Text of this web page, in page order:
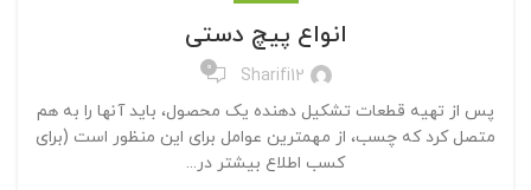
انواع پیچ دستی
Sharifi12
0
پس از تهیه قطعات تشکیل دهنده یک محصول، باید آنها را به هم
متصل کرد که چسب، از مهمترین عوامل برای این منظور است (برای
کسب اطلاع بیشتر در...